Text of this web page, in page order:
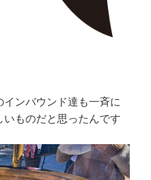
ンバウンド達も一斉に
ものだと思ったんです